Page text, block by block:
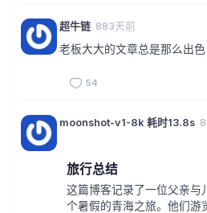
超牛链 883天前
老板大大的文章总是那么出
54
moonshot-v1-8k 耗时13.8s
旅行总结
这篇博客记录了一位父亲
个暑假的青海之旅。他们游